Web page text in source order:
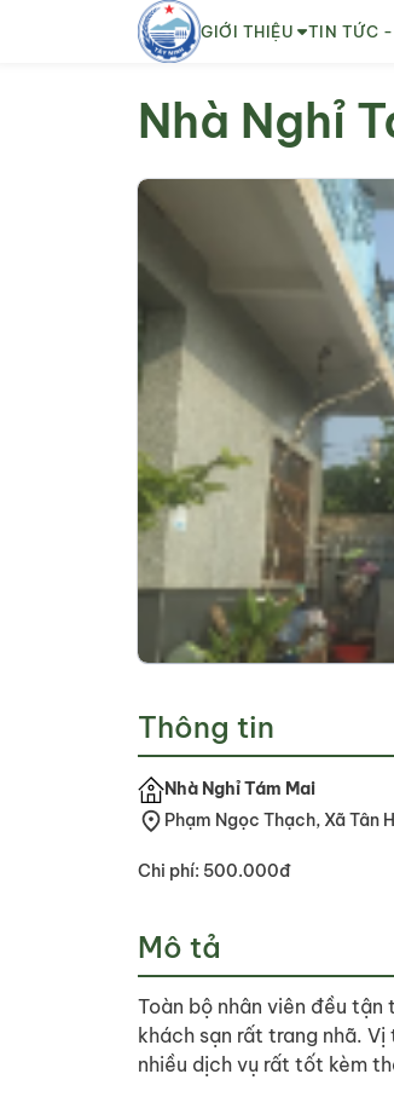
GIỚI THIỆU TIN TỨC -
Nhà Nghỉ
Thông tin
Nhà Nghỉ Tám Mai
Phạm Ngọc Thạch, Xã Tân
Chi phí: 500.000đ
Mô tả
Toàn bộ nhân viên đều
khách sạn rất trang nhã.
nhiều dịch vụ rất tốt kèm